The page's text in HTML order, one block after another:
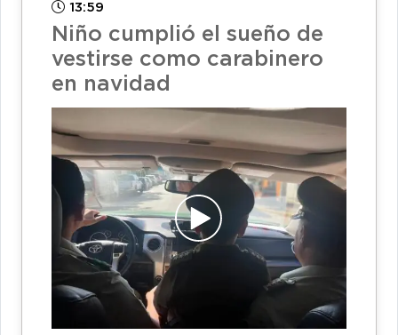
13:59
Niño cumplió el sueño de
vestirse como carabinero
en navidad